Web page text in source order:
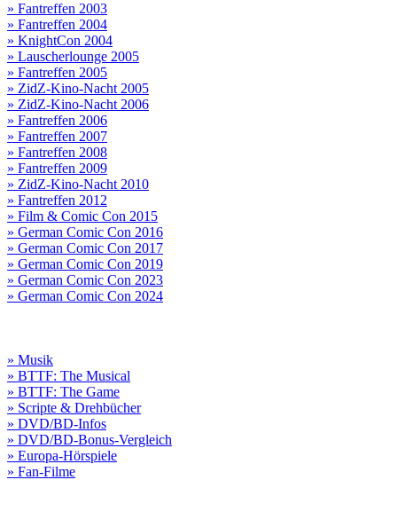
» Fantreffen 2003
» Fantreffen 2004
» KnightCon 2004
» Lauscherlounge 2005
» Fantreffen 2005
» ZidZ-Kino-Nacht 2005
» ZidZ-Kino-Nacht 2006
» Fantreffen 2006
» Fantreffen 2007
» Fantreffen 2008
» Fantreffen 2009
» ZidZ-Kino-Nacht 2010
» Fantreffen 2012
» Film & Comic Con 2015
» German Comic Con 2016
» German Comic Con 2017
» German Comic Con 2019
» German Comic Con 2023
» German Comic Con 2024
» Musik
» BTTF: The Musical
» BTTF: The Game
» Scripte & Drehbücher
» DVD/BD-Infos
» DVD/BD-Bonus-Vergleich
» Europa-Hörspiele
» Fan-Filme